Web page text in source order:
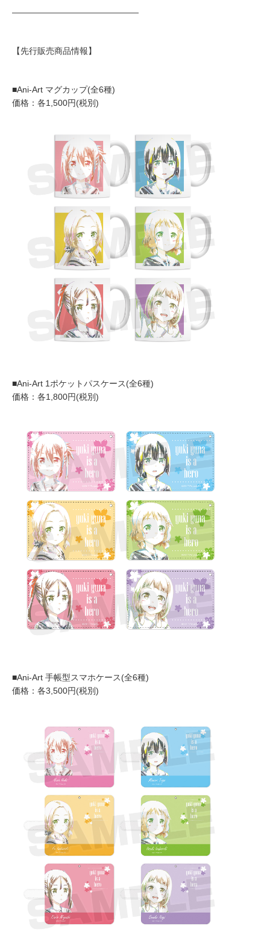
―――――――――――――――
【先行販売商品情報】
■Ani-Art マグカップ(全6種)
価格：各1,500円(税別)
■Ani-Art 1ポケットパスケース(全6種)
価格：各1,800円(税別)
■Ani-Art 手帳型スマホケース(全6種)
価格：各3,500円(税別)